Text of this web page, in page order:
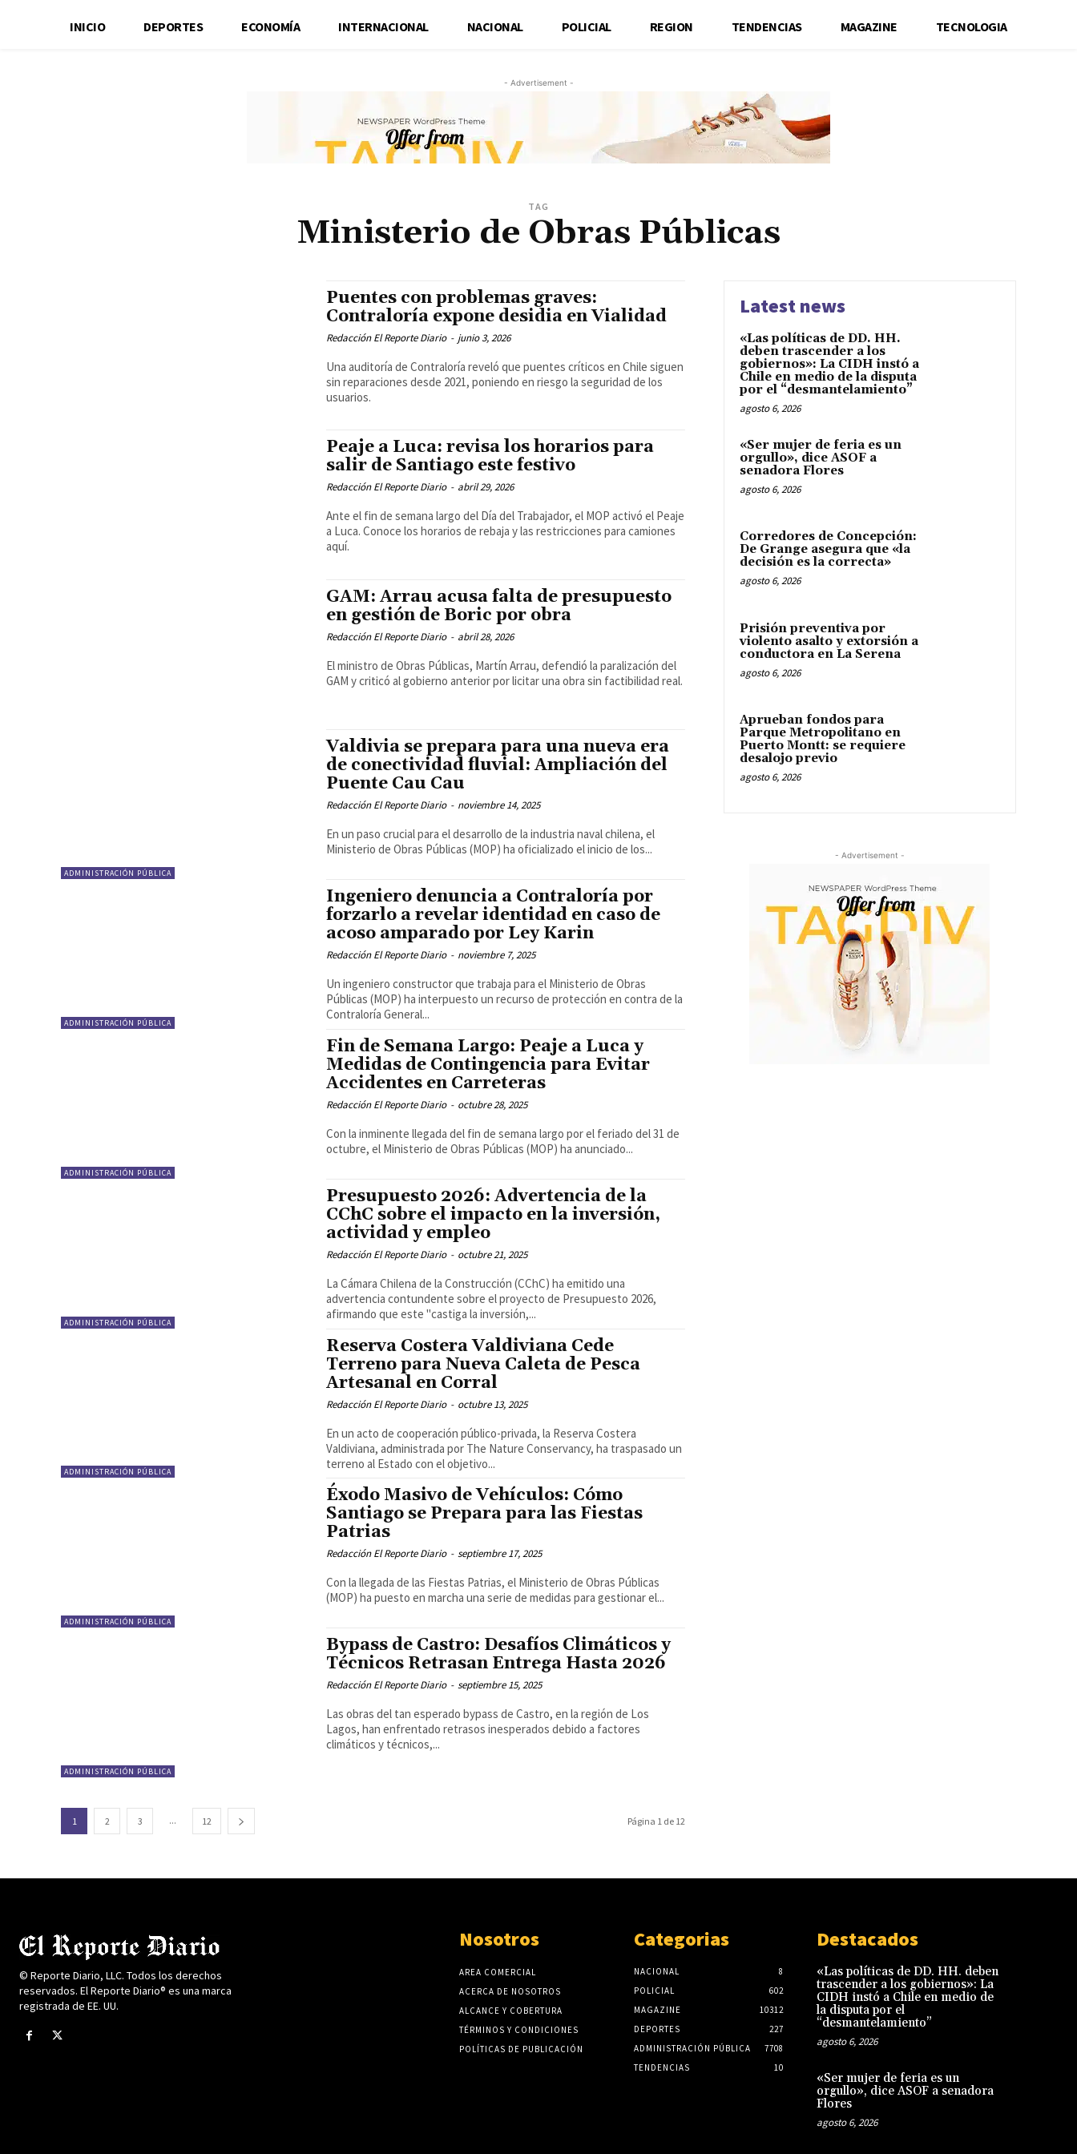
INICIO DEPORTES ECONOMÍA INTERNACIONAL NACIONAL POLICIAL REGION TENDENCIAS MAGAZINE TECNOLOGIA
- Advertisement -
TAG
Ministerio de Obras Públicas
Puentes con problemas graves:
Contraloría expone desidia en Vialidad
Redacción El Reporte Diario - junio 3, 2026
Una auditoría de Contraloría reveló que puentes críticos en Chile siguen
sin reparaciones desde 2021, poniendo en riesgo la seguridad de los
usuarios.
Peaje a Luca: revisa los horarios para
salir de Santiago este festivo
Redacción El Reporte Diario - abril 29, 2026
Ante el fin de semana largo del Día del Trabajador, el MOP activó el Peaje
a Luca. Conoce los horarios de rebaja y las restricciones para camiones
aquí.
GAM: Arrau acusa falta de presupuesto
en gestión de Boric por obra
Redacción El Reporte Diario - abril 28, 2026
El ministro de Obras Públicas, Martín Arrau, defendió la paralización del
GAM y criticó al gobierno anterior por licitar una obra sin factibilidad real.
ADMINISTRACIÓN PÚBLICA
Valdivia se prepara para una nueva era
de conectividad fluvial: Ampliación del
Puente Cau Cau
Redacción El Reporte Diario - noviembre 14, 2025
En un paso crucial para el desarrollo de la industria naval chilena, el
Ministerio de Obras Públicas (MOP) ha oficializado el inicio de los...
ADMINISTRACIÓN PÚBLICA
Ingeniero denuncia a Contraloría por
forzarlo a revelar identidad en caso de
acoso amparado por Ley Karin
Redacción El Reporte Diario - noviembre 7, 2025
Un ingeniero constructor que trabaja para el Ministerio de Obras
Públicas (MOP) ha interpuesto un recurso de protección en contra de la
Contraloría General...
ADMINISTRACIÓN PÚBLICA
Fin de Semana Largo: Peaje a Luca y
Medidas de Contingencia para Evitar
Accidentes en Carreteras
Redacción El Reporte Diario - octubre 28, 2025
Con la inminente llegada del fin de semana largo por el feriado del 31 de
octubre, el Ministerio de Obras Públicas (MOP) ha anunciado...
ADMINISTRACIÓN PÚBLICA
Presupuesto 2026: Advertencia de la
CChC sobre el impacto en la inversión,
actividad y empleo
Redacción El Reporte Diario - octubre 21, 2025
La Cámara Chilena de la Construcción (CChC) ha emitido una
advertencia contundente sobre el proyecto de Presupuesto 2026,
afirmando que este "castiga la inversión,...
ADMINISTRACIÓN PÚBLICA
Reserva Costera Valdiviana Cede
Terreno para Nueva Caleta de Pesca
Artesanal en Corral
Redacción El Reporte Diario - octubre 13, 2025
En un acto de cooperación público-privada, la Reserva Costera
Valdiviana, administrada por The Nature Conservancy, ha traspasado un
terreno al Estado con el objetivo...
ADMINISTRACIÓN PÚBLICA
Éxodo Masivo de Vehículos: Cómo
Santiago se Prepara para las Fiestas
Patrias
Redacción El Reporte Diario - septiembre 17, 2025
Con la llegada de las Fiestas Patrias, el Ministerio de Obras Públicas
(MOP) ha puesto en marcha una serie de medidas para gestionar el...
ADMINISTRACIÓN PÚBLICA
Bypass de Castro: Desafíos Climáticos y
Técnicos Retrasan Entrega Hasta 2026
Redacción El Reporte Diario - septiembre 15, 2025
Las obras del tan esperado bypass de Castro, en la región de Los
Lagos, han enfrentado retrasos inesperados debido a factores
climáticos y técnicos,...
1 2 3 ... 12 Página 1 de 12
Latest news
«Las políticas de DD. HH.
deben trascender a los
gobiernos»: La CIDH instó a
Chile en medio de la disputa
por el “desmantelamiento”
agosto 6, 2026
«Ser mujer de feria es un
orgullo», dice ASOF a
senadora Flores
agosto 6, 2026
Corredores de Concepción:
De Grange asegura que «la
decisión es la correcta»
agosto 6, 2026
Prisión preventiva por
violento asalto y extorsión a
conductora en La Serena
agosto 6, 2026
Aprueban fondos para
Parque Metropolitano en
Puerto Montt: se requiere
desalojo previo
agosto 6, 2026
- Advertisement -
© Reporte Diario, LLC. Todos los derechos
reservados. El Reporte Diario® es una marca
registrada de EE. UU.
Nosotros
AREA COMERCIAL
ACERCA DE NOSOTROS
ALCANCE Y COBERTURA
TÉRMINOS Y CONDICIONES
POLÍTICAS DE PUBLICACIÓN
Categorias
NACIONAL
8
POLICIAL
602
MAGAZINE
10312
DEPORTES
227
ADMINISTRACIÓN PÚBLICA
7708
TENDENCIAS
10
Destacados
«Las políticas de DD. HH. deben
trascender a los gobiernos»: La
CIDH instó a Chile en medio de
la disputa por el
“desmantelamiento”
agosto 6, 2026
«Ser mujer de feria es un
orgullo», dice ASOF a senadora
Flores
agosto 6, 2026